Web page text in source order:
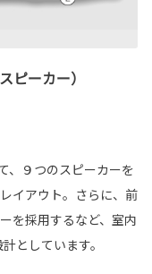
ピーカー）
、９つのスピーカーを
イアウト。さらに、前
を採用するなど、室内
としています。